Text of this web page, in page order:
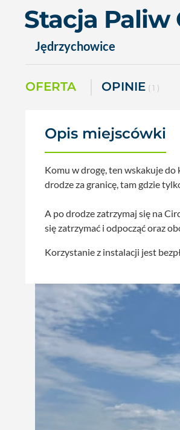
Stacja Paliw
Jędrzychowice
OFERTA OPINIE ( 1 )
Opis miejscówki
Komu w drogę, ten wskakuje do
drodze za granicę, tam gdzie
A po drodze zatrzymaj się na
się zatrzymać i odpocząć oraz
Korzystanie z instalacji jest